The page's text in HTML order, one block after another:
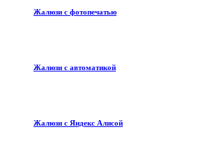
Жалюзи с фотопечатью
Жалюзи с автоматикой
Жалюзи с Яндекс Алисой